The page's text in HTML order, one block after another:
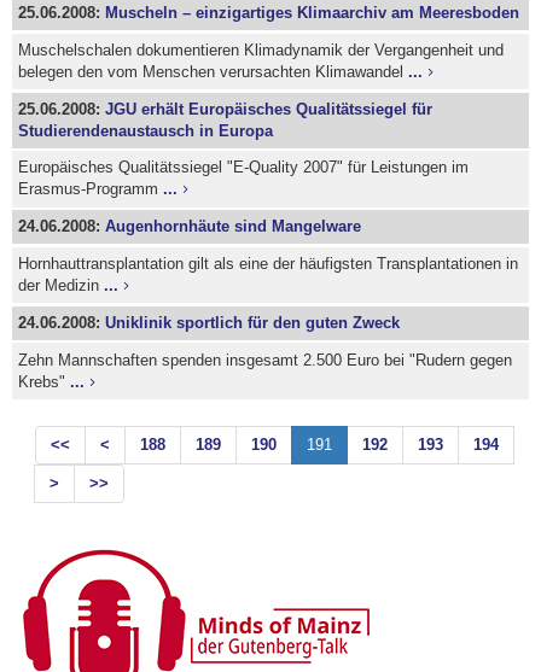
25.06.2008: Muscheln – einzigartiges Klimaarchiv am Meeresboden
Muschelschalen dokumentieren Klimadynamik der Vergangenheit und
belegen den vom Menschen verursachten Klimawandel...
25.06.2008:JGU erhält Europäisches Qualitätssiegel für
Studierendenaustausch in Europa
Europäisches Qualitätssiegel "E-Quality 2007" für Leistungen im
Erasmus-Programm...
24.06.2008:Augenhornhäute sind Mangelware
Hornhauttransplantation gilt als eine der häufigsten Transplantationen in
der Medizin...
24.06.2008:Uniklinik sportlich für den guten Zweck
Zehn Mannschaften spenden insgesamt 2.500 Euro bei "Rudern gegen
Krebs"...
<< < 188 189 190 191 192 193 194
> >>